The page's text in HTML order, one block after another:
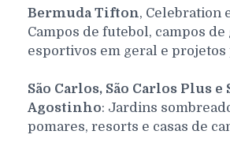
Bermuda Tifton, Celebration
Campos de futebol, campos de
esportivos em geral e projetos
São Carlos, São Carlos Plus e
Agostinho: Jardins
pomares, resorts e casas de